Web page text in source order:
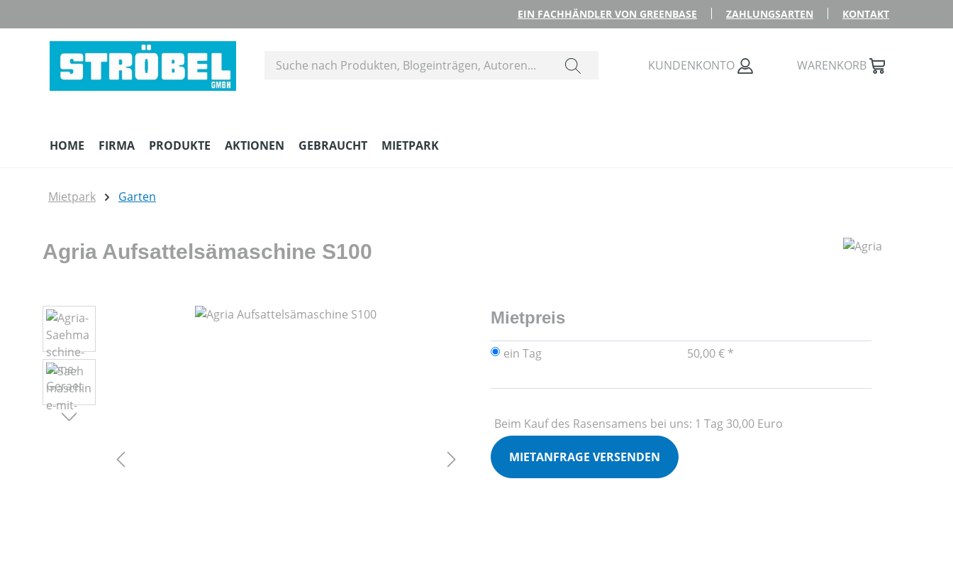
EIN FACHHÄNDLER VON GREENBASE ZAHLUNGSARTEN KONTAKT
KUNDENKONTO WARENKORB
HOME FIRMA PRODUKTE AKTIONEN GEBRAUCHT MIETPARK
Mietpark Garten
Agria Aufsattelsämaschine S100
Bildergalerie überspringen Mietpreis
ein Tag 50,00 € *
Beim Kauf des Rasensamens bei uns: 1 Tag 30,00 Euro
MIETANFRAGE VERSENDEN